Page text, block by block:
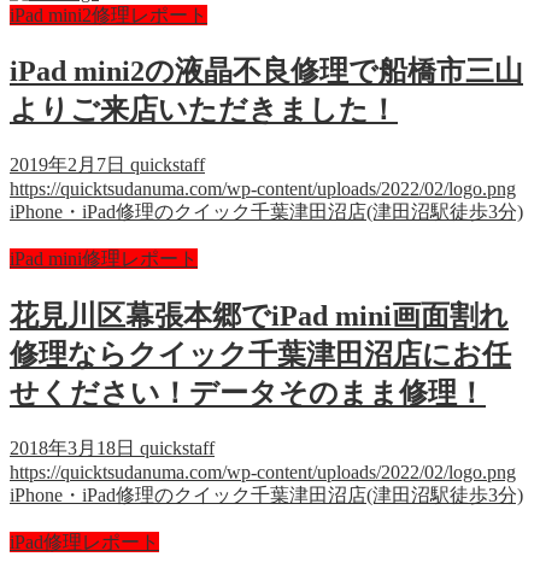
iPad mini2修理レポート
iPad mini2の液晶不良修理で船橋市三山
よりご来店いただきました！
2019年2月7日 quickstaff
https://quicktsudanuma.com/wp-content/uploads/2022/02/logo.png
iPhone・iPad修理のクイック千葉津田沼店(津田沼駅徒歩3分)
iPad mini修理レポート
花見川区幕張本郷でiPad mini画面割れ
修理ならクイック千葉津田沼店にお任
せください！データそのまま修理！
2018年3月18日 quickstaff
https://quicktsudanuma.com/wp-content/uploads/2022/02/logo.png
iPhone・iPad修理のクイック千葉津田沼店(津田沼駅徒歩3分)
iPad修理レポート